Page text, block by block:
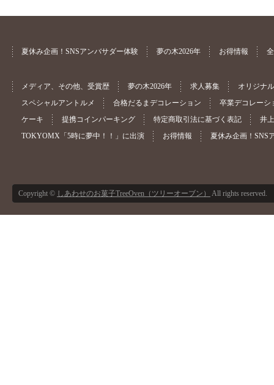
夏休み企画！SNSアンバサダー体験 夢の木2026年 お得情報
メディア、その他、受賞歴 夢の木2026年 求人募集
オリジナ
スペシャルアントルメ
合格だるまデコレーション
卒業デコレーシ
ケーキ
提携コインパーキング 特定商取引法に基づく表記
井
TOKYOMX「5時に夢中！！」に出演
お得情報 夏休み企画！SNS
Copyright © しあわせのお菓子TreeOven（ツリーオーブン） All rights reserved.